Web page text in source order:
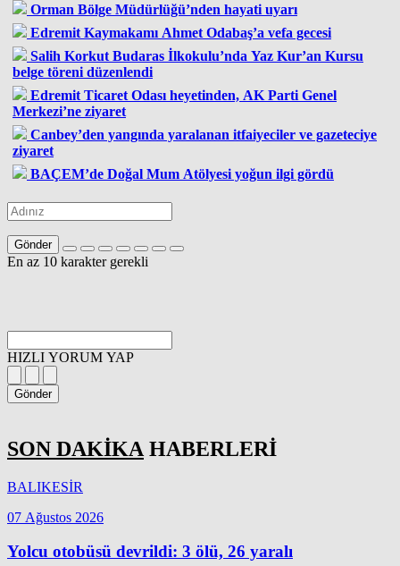
Orman Bölge Müdürlüğü’nden hayati uyarı
Edremit Kaymakamı Ahmet Odabaş’a vefa gecesi
Salih Korkut Budaras İlkokulu’nda Yaz Kur’an Kursu
belge töreni düzenlendi
Edremit Ticaret Odası heyetinden, AK Parti Genel
Merkezi’ne ziyaret
Canbey’den yangında yaralanan itfaiyeciler ve gazeteciye
ziyaret
BAÇEM’de Doğal Mum Atölyesi yoğun ilgi gördü
Gönder
En az 10 karakter gerekli
HIZLI YORUM YAP
Gönder
SON DAKİKA HABERLERİ
BALIKESİR
07 Ağustos 2026
Yolcu otobüsü devrildi: 3 ölü, 26 yaralı